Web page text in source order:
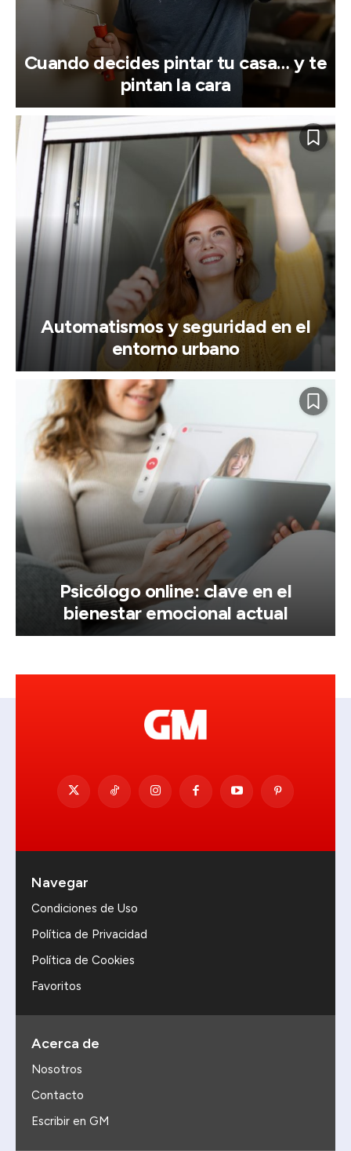
Cuando decides pintar tu casa… y te
pintan la cara
Automatismos y seguridad en el
entorno urbano
Psicólogo online: clave en el
bienestar emocional actual
Navegar
Condiciones de Uso
Política de Privacidad
Política de Cookies
Favoritos
Acerca de
Nosotros
Contacto
Escribir en GM